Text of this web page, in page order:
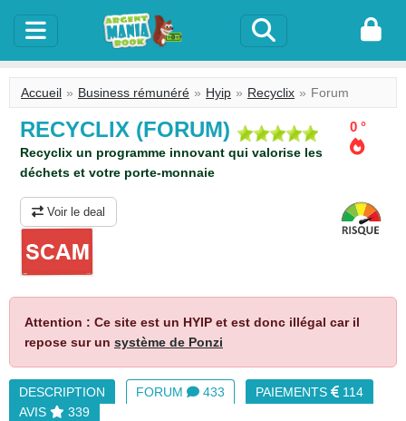
Accueil Business rémunéré Hyip Recyclix Forum
RECYCLIX (FORUM) 0 °
Recyclix un programme innovant qui valorise les
déchets et votre porte-monnaie
Voir le deal
Attention : Ce site est un HYIP et est donc illégal car il
repose sur un système de Ponzi
DESCRIPTION FORUM 433 PAIEMENTS
114
AVIS
339